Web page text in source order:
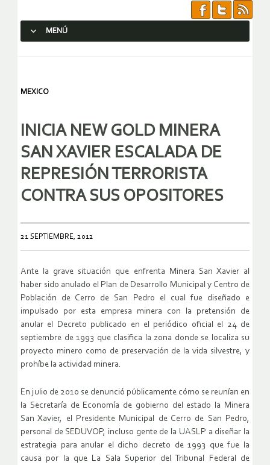
MENÚ
MEXICO
INICIA NEW GOLD MINERA
SAN XAVIER ESCALADA DE
REPRESIÓN TERRORISTA
CONTRA SUS OPOSITORES
21 SEPTIEMBRE, 2012
Ante la grave situación que enfrenta Minera San Xavier al
haber sido anulado el Plan de Desarrollo Municipal y Centro de
Población de Cerro de San Pedro el cual fue diseñado e
impulsado por esta empresa minera con la pretensión de
anular el Decreto publicado en el periódico oficial el 24 de
septiembre de 1993 que clasifica la zona donde se localiza su
proyecto minero como de preservación de la vida silvestre, y
prohíbe la actividad minera.
En julio de 2010 se denunció públicamente cómo se reunían en
la Secretaría de Economía de gobierno del estado la Minera
San Xavier, el Presidente Municipal de Cerro de San Pedro,
personal de SEDUVOP, incluso gente de la UASLP a diseñar la
estrategia para anular el dicho decreto de 1993 que fue la
causa por la que La Sala Superior del Tribunal Federal de